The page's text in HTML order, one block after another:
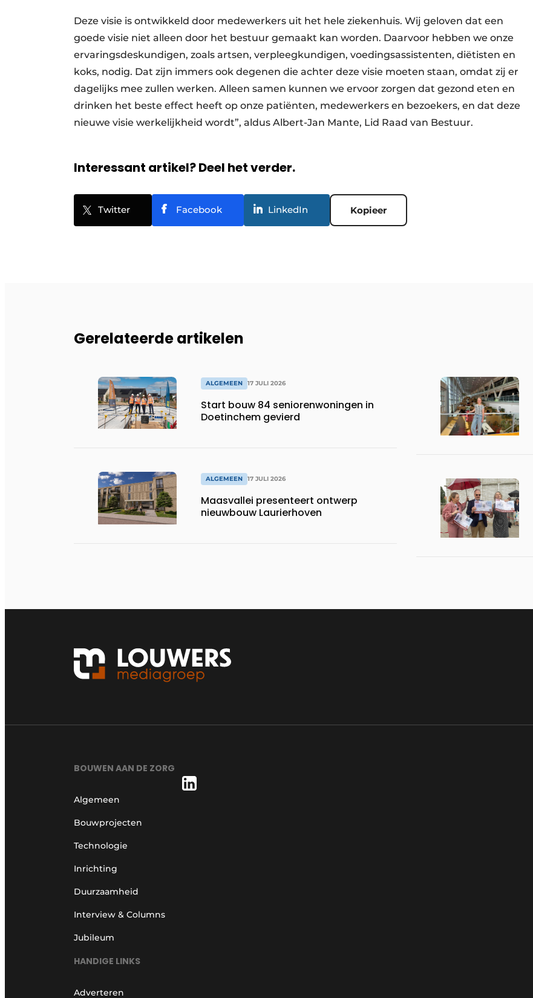
Deze visie is ontwikkeld door medewerkers uit het hele ziekenhuis. Wij geloven dat een
goede visie niet alleen door het bestuur gemaakt kan worden. Daarvoor hebben we onze
ervaringsdeskundigen, zoals artsen, verpleegkundigen, voedingsassistenten, diëtisten en
koks, nodig. Dat zijn immers ook degenen die achter deze visie moeten staan, omdat zij er
dagelijks mee zullen werken. Alleen samen kunnen we ervoor zorgen dat gezond eten en
drinken het beste effect heeft op onze patiënten, medewerkers en bezoekers, en dat deze
nieuwe visie werkelijkheid wordt”, aldus Albert-Jan Mante, Lid Raad van Bestuur.
Interessant artikel? Deel het verder.
Twitter Facebook LinkedIn Kopieer
Gerelateerde artikelen
ALGEMEEN 17 JULI 2026
Start bouw 84 seniorenwoningen in
Doetinchem gevierd
ALGEMEEN 17 JULI 2026
Maasvallei presenteert ontwerp
nieuwbouw Laurierhoven
BOUWEN AAN DE ZORG
Algemeen
Bouwprojecten
Technologie
Inrichting
Duurzaamheid
Interview & Columns
Jubileum
HANDIGE LINKS
Adverteren